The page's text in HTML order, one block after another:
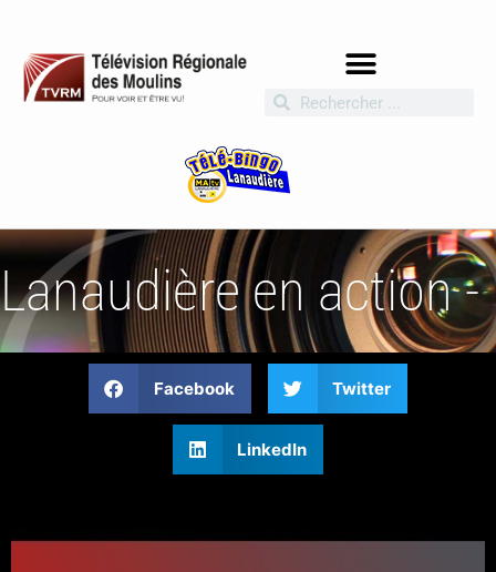
Lanaudière en action -
Facebook Twitter
LinkedIn